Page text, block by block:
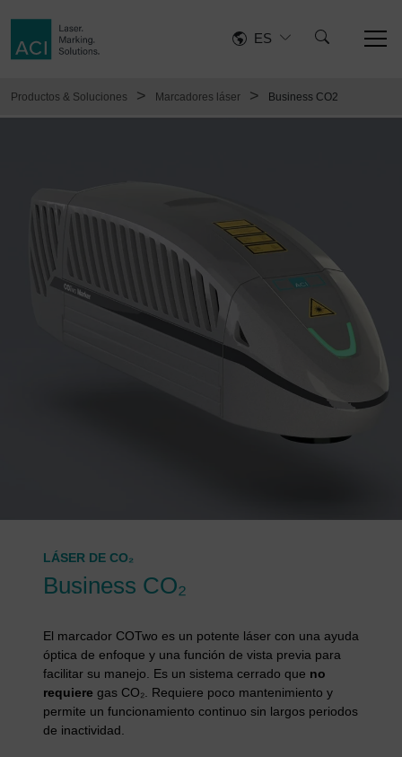
ES
Productos & Soluciones > Marcadores láser > Business CO2
LÁSER DE CO₂
Business CO₂
El marcador COTwo es un potente láser con una ayuda
óptica de enfoque y una función de vista previa para
facilitar su manejo. Es un sistema cerrado que no
requiere gas CO₂. Requiere poco mantenimiento y
permite un funcionamiento continuo sin largos periodos
de inactividad.